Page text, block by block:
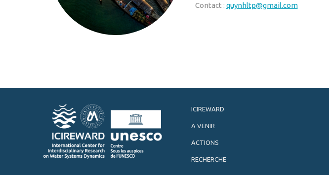
Contact : quynhltp@gmail.com
ICIREWARD
A VENIR
ACTIONS
RECHERCHE